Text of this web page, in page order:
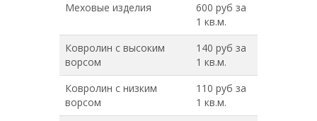
Меховые изделия
600 руб за
1 кв.м.
Ковролин с высоким
ворсом
140 руб за
1 кв.м.
Ковролин с низким
ворсом
110 руб за
1 кв.м.